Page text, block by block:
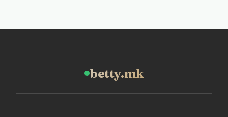
betty.mk